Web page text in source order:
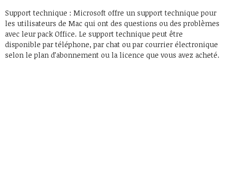
Support technique : Microsoft offre un support technique pour
les utilisateurs de Mac qui ont des questions ou des problèmes
avec leur pack Office. Le support technique peut être
disponible par téléphone, par chat ou par courrier électronique
selon le plan d’abonnement ou la licence que vous avez acheté.